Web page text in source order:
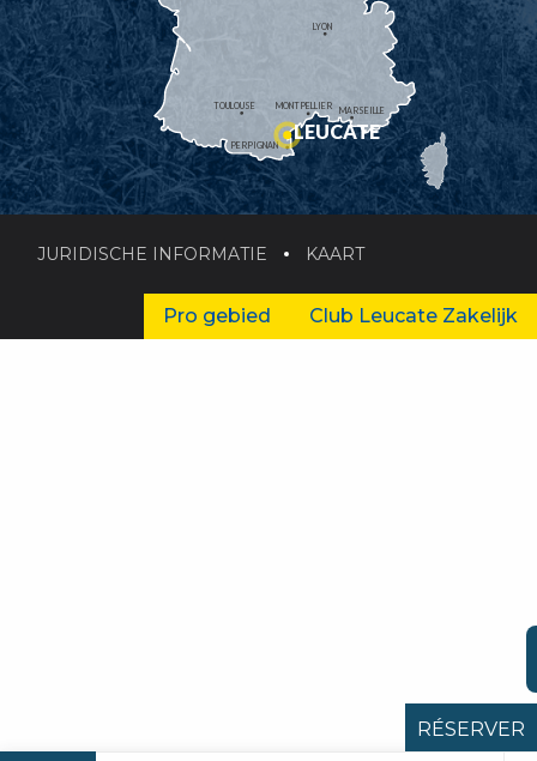
MONTPELLIER
PERPIGNAN
MARSEILLE
TOULOUSE
LYON
LEUCATE
JURIDISCHE INFORMATIE KAART
Pro gebied Club Leucate Zakelijk
RÉSERVER